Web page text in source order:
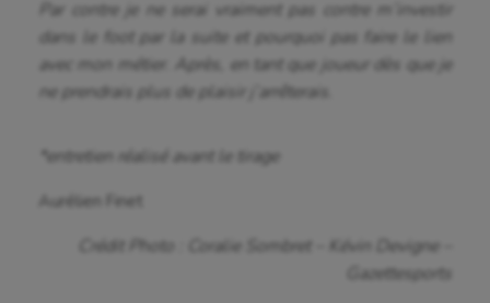
Par contre je ne serai vraiment pas contre m’investir
dans le foot par la suite et pourquoi pas faire le lien
avec mon métier. Après, en tant que joueur dès que je
ne prendrais plus de plaisir j’arrêterais.
*entretien réalisé avant le tirage
Aurélien Finet
Crédit Photo : Coralie Sombret – Kévin Devigne –
Gazettesports